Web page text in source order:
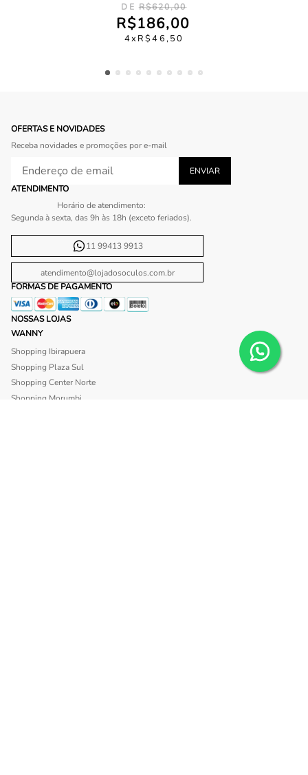
R$620,00
R$186,00
4 R$46,50
OFERTAS E NOVIDADES
Receba novidades e promoções por e-mail
ATENDIMENTO
Horário de atendimento:
Segunda à sexta, das 9h às 18h (exceto feriados).
11 99413 9913
atendimento@lojadosoculos.com.br
FORMAS DE PAGAMENTO
NOSSAS LOJAS
WANNY
Shopping Ibirapuera
Shopping Plaza Sul
Shopping Center Norte
Shopping Morumbi